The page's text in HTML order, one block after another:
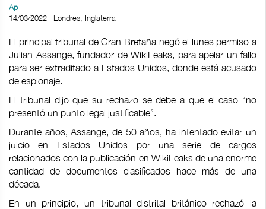
Ap
14/03/2022 | Londres, Inglaterra
El principal tribunal de Gran Bretaña negó el lunes permiso a
Julian Assange, fundador de WikiLeaks, para apelar un fallo
para ser extraditado a Estados Unidos, donde está acusado
de espionaje.
El tribunal dijo que su rechazo se debe a que el caso “no
presentó un punto legal justificable”.
Durante años, Assange, de 50 años, ha intentado evitar un
juicio en Estados Unidos por una serie de cargos
relacionados con la publicación en WikiLeaks de una enorme
cantidad de documentos clasificados hace más de una
década.
En un principio, un tribunal distrital británico rechazó la